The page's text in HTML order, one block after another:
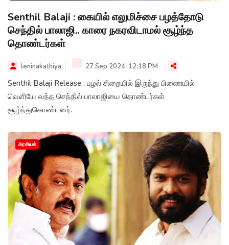
Senthil Balaji : கையில் எலுமிச்சை பழத்தோடு
செந்தில் பாலாஜி.. காரை நகரவிடாமல் சூழ்ந்த
தொண்டர்கள்
leninakathiya 27 Sep 2024, 12:18 PM
Senthil Balaji Release : புழல் சிறையில் இருந்து பிணையில்
வெளியே வந்த செந்தில் பாலாஜியை தொண்டர்கள்
சூழ்ந்துகொண்டனர்.
அரசியல்